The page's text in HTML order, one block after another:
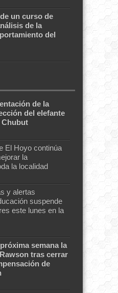
un curso de
de la
del
de la
del elefante
Chubut
El Hoyo continúa
la
la localidad
y alertas
suspende
este lunes en la
semana la
tras cerrar
de